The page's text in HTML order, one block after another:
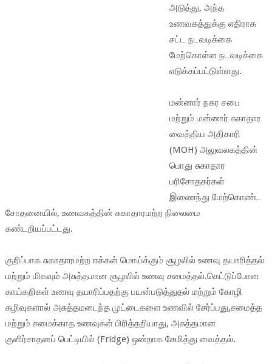
அடுத்து, அந்த
உணவகத்துக்கு எதிராக
சட்ட நடவடிக்கை
மேற்கொள்ள நடவடிக்கை
எடுக்கப்பட்டுள்ளது.
மன்னார் நகர சபை
மற்றும் மன்னார் சுகாதார
வைத்திய அதிகாரி
(MOH) அலுவலகத்தின்
பொது சுகாதார
பரிசோதகர்கள்
இணைந்து மேற்கொண்ட
சோதனையில், உணவகத்தின் சுகாதாரமற்ற நிலைமை
கண்டறியப்பட்டது.
குறிப்பாக சுகாதாரமற்ற ஈக்கள் மொய்க்கும் சூழலில் உணவு தயாரித்தல்
மற்றும் மிகவும் அசுத்தமான சூழலில் உணவு சமைத்தல்.கெட்டுப்போன
காய்கறிகள் உணவு தயாரிப்பதற்கு பயன்படுத்துதல் மற்றும் கோழி
கழிவுகளால் அசுத்தமடைந்த முட்டைகளை உணவில் சேர்ப்பது,சமைத்த
மற்றும் சமைக்காத உணவுகள் பிரித்தறியாது, அசுத்தமான
குளிர்சாதனப் பெட்டியில் (Fridge) ஒன்றாக சேமித்து வைத்தல்.